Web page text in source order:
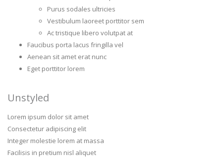
Purus sodales ultricies
Vestibulum laoreet porttitor sem
Ac tristique libero volutpat at
Faucibus porta lacus fringilla vel
Aenean sit amet erat nunc
Eget porttitor lorem
Unstyled
Lorem ipsum dolor sit amet
Consectetur adipiscing elit
Integer molestie lorem at massa
Facilisis in pretium nisl aliquet